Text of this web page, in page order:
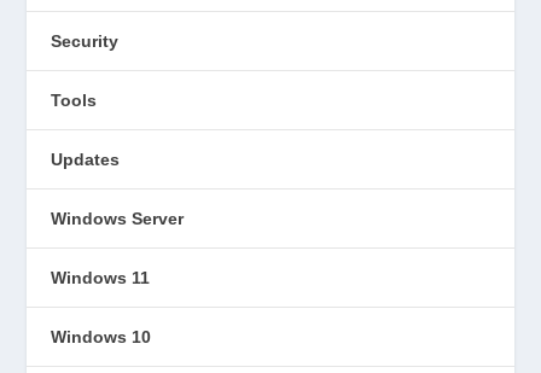
Security
Tools
Updates
Windows Server
Windows 11
Windows 10